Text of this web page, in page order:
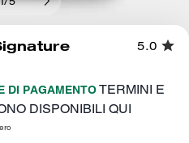
1/5
5.0
DI PAGAMENTOTERMINI E
DISPONIBILI QUI